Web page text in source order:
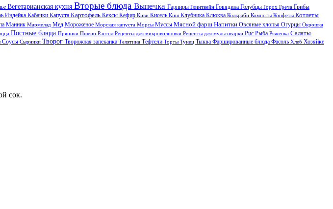
Вегетарианская кухня Вторые блюда Выпечка Гарниры Глинтвейн Говядина Голубцы Горох Греча Грибы
Индейка Кабачки Капуста Картофель Кексы Кефир Киви Кисель Киш Клубника Клюква Кольраби Компоты Конфеты Котлеты
Манник Мармелад Мед Мороженое Морская капуста Морсы Муссы Мясной фарш Напитки Овсяные хлопья Огурцы Окрошка
Постные блюда Пряники Пшено Рассол Рецепты для микроволновки Рецепты для мультиварки Рис Рыба Ряженка Салаты
Соусы Сырники Творог Творожная запеканка Телятина Тефтели Торты Тунец Тыква Фаршированные блюда Фасоль Хлеб Хозяйке
сок.